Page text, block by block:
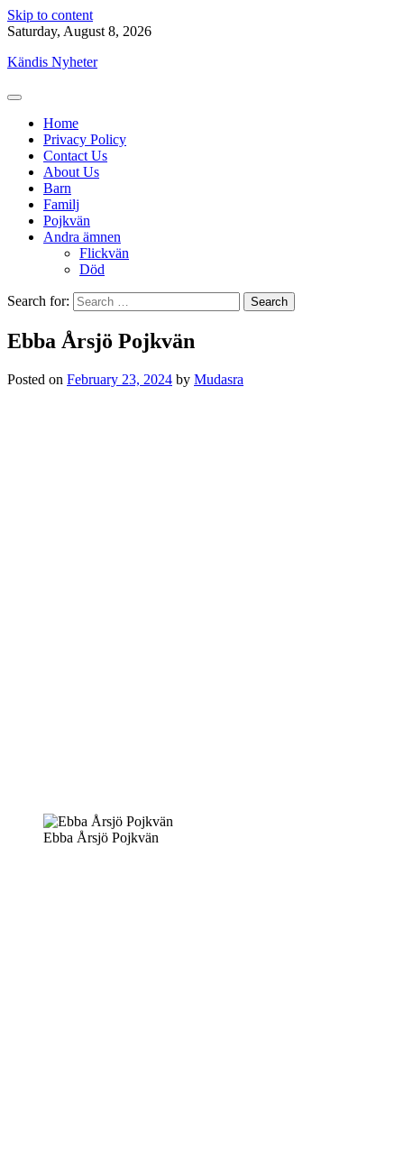
Skip to content
Saturday, August 8, 2026
Kändis Nyheter
Home
Privacy Policy
Contact Us
About Us
Barn
Familj
Pojkvän
Andra ämnen
Flickvän
Död
Search for:
Ebba Årsjö Pojkvän
Posted on February 23, 2024 by Mudasra
Ebba Årsjö Pojkvän